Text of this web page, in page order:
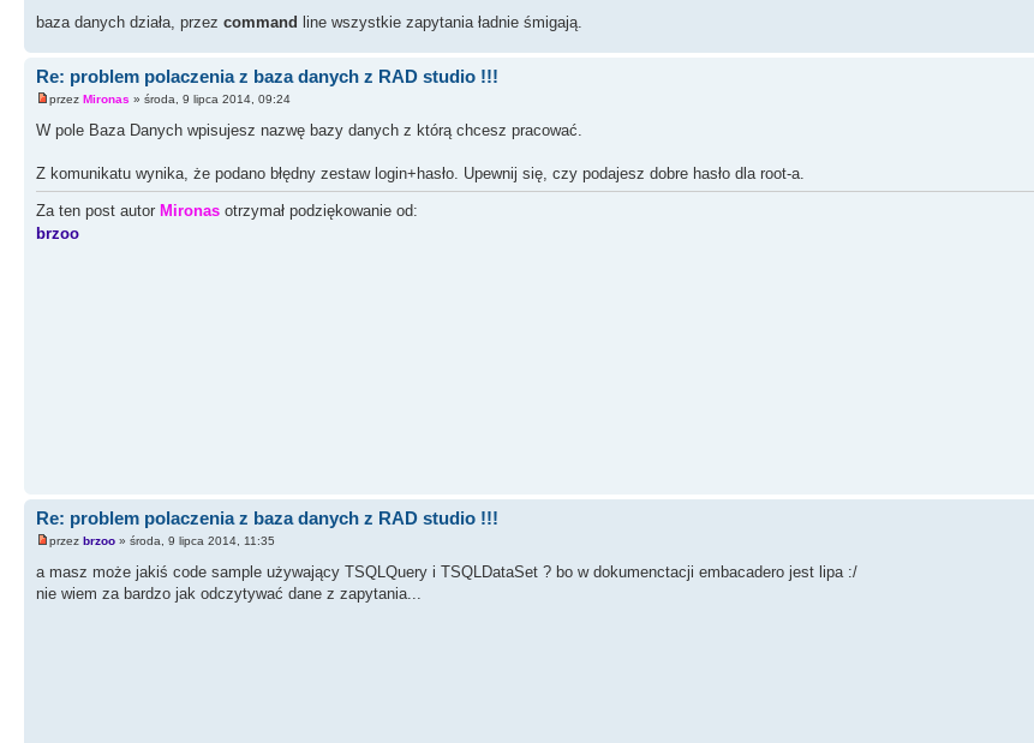
baza danych działa, przez command line wszystkie zapytania ładnie śmigają.
Re: problem polaczenia z baza danych z RAD studio !!!
przez Mironas » środa, 9 lipca 2014, 09:24
W pole Baza Danych wpisujesz nazwę bazy danych z którą chcesz pracować.
Z komunikatu wynika, że podano błędny zestaw login+hasło. Upewnij się, czy podajesz dobre hasło dla root-a.
Za ten post autor Mironas otrzymał podziękowanie od:
brzoo
Re: problem polaczenia z baza danych z RAD studio !!!
przez brzoo » środa, 9 lipca 2014, 11:35
a masz może jakiś code sample używający TSQLQuery i TSQLDataSet ? bo w dokumenctacji embacadero jest lipa :/
nie wiem za bardzo jak odczytywać dane z zapytania...